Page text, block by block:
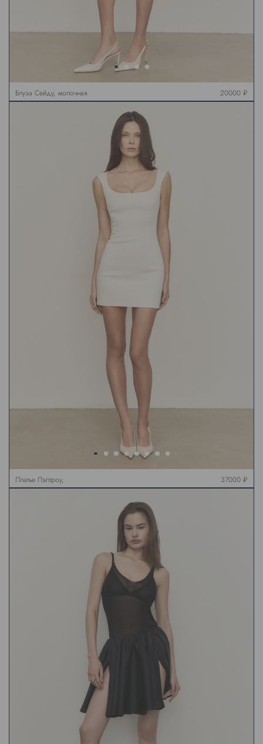
Блуза Сейду, молочная 20000 ₽
Платье Пэлтроу,
молочное
37000 ₽